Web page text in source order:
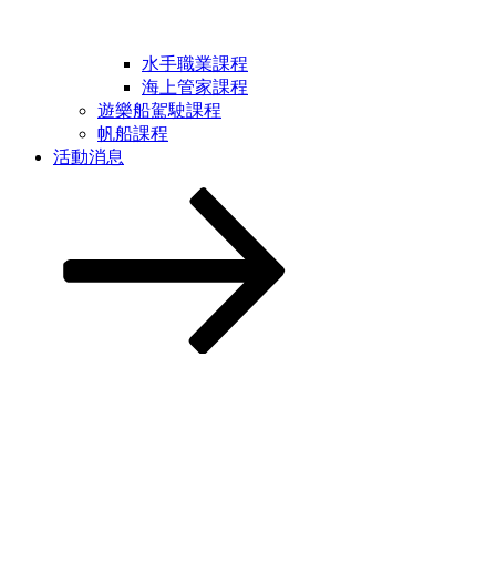
水手職業課程
海上管家課程
遊樂船駕駛課程
帆船課程
活動消息